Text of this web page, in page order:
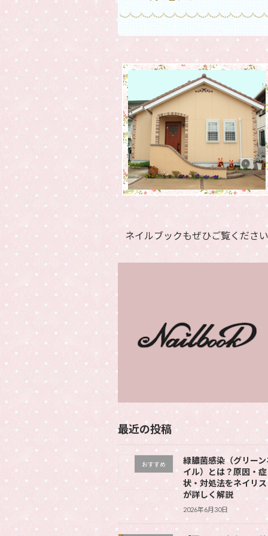
ネイルブックもぜひご覧くださ
最近の投稿
おすすめ
緑膿菌感染（グリーン
イル）とは？原因・症
状・対処法をネイリ
が詳しく解説
2026年6月30日